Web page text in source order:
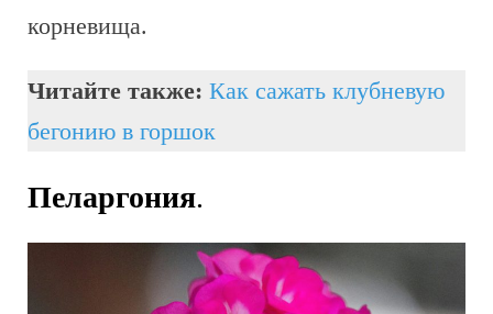
корневища.
Читайте также: Как сажать клубневую
бегонию в горшок
Пеларгония.